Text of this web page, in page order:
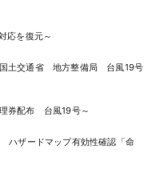
応を復元～
国土交通省 地方整備局 台風19号
券配布 台風19号～
ハザードマップ有効性確認「命